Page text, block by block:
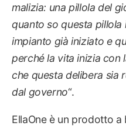
malizia: una pillola del
quanto so questa
impianto già iniziato e
perché la vita inizia con
che questa delibera sia
dal governo“.
EllaOne è un prodotto